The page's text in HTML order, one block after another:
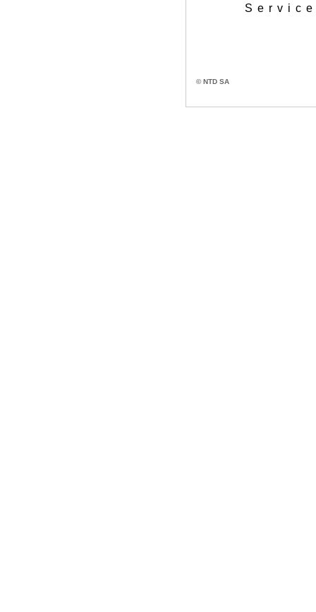
© NTD SA